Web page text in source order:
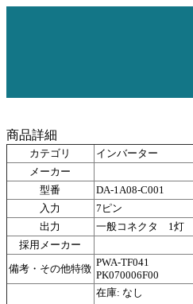
商品詳細
カテゴリ
インバーター
メーカー
型番
DA-1A08-C001
入力
7ピン
出力
一般コネクタ 1灯
採用メーカー
備考・その他特徴
PWA-TF041
PK070006F00
在庫: なし